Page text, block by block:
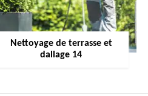
Nettoyage de terrasse et
dallage 14